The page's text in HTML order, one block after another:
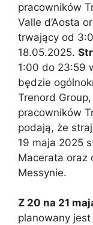
pracowników
Valle d’Aosta
trwający od
18.05.2025.
1:00 do 23:59
będzie
Trenord
pracowników
podają, że
19 maja 2025
Macerata oraz
Messynie.
Z 20 na 21
planowany jest